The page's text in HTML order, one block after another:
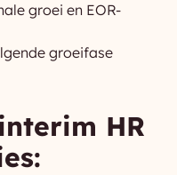
groei en EOR-
groeifase
HR